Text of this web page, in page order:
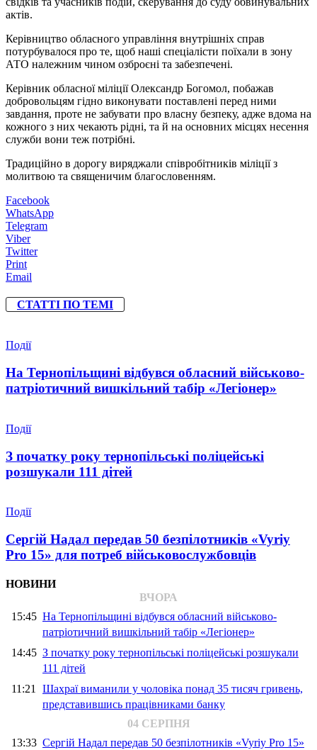
актів.
Керівництво обласного управління внутрішніх справ
потурбувалося про те, щоб наші спеціалісти поїхали в зону
АТО належним чином озброєні та забезпечені.
Керівник обласної міліції Олександр Богомол, побажав
добровольцям гідно виконувати поставлені перед ними
завдання, проте не забувати про власну безпеку, адже вдома на
кожного з них чекають рідні, та й на основних місцях несення
служби вони теж потрібні.
Традиційно в дорогу виряджали співробітників міліції з
молитвою та священичим благословенням.
Facebook
WhatsApp
Telegram
Viber
Twitter
Print
Email
СТАТТІ ПО ТЕМІ
Події
На Тернопільщині відбувся обласний військово-
патріотичний вишкільний табір «Легіонер»
Події
З початку року тернопільські поліцейські
розшукали 111 дітей
Події
Сергій Надал передав 50 безпілотників «Vyriy
Pro 15» для потреб військовослужбовців
НОВИНИ
ВЧОРА
15:45 На Тернопільщині відбувся обласний військово-
патріотичний вишкільний табір «Легіонер»
14:45 З початку року тернопільські поліцейські розшукали
111 дітей
11:21 Шахраї виманили у чоловіка понад 35 тисяч гривень,
представившись працівниками банку
04 СЕРПНЯ
13:33 Сергій Надал передав 50 безпілотників «Vyriy Pro 15»